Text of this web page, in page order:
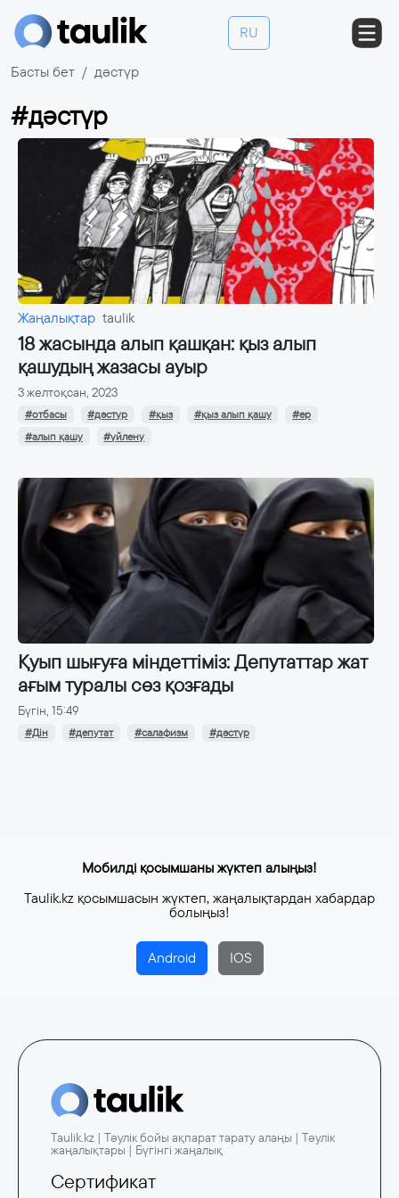
RU
Басты бет дәстүр
#дәстүр
Жаңалықтар taulik
18 жасында алып қашқан: қыз алып
қашудың жазасы ауыр
3 желтоқсан, 2023
#отбасы #дәстүр #қыз #қыз алып қашу
#ер
#алып қашу
#үйлену
Қуып шығуға міндеттіміз: Депутаттар жат
ағым туралы сөз қозғады
Бүгін, 15:49
#Дін #депутат #салафизм #дәстүр
Мобилді қосымшаны жүктеп алыңыз!
Taulik.kz қосымшасын жүктеп, жаңалықтардан хабардар
болыңыз!
Android IOS
Taulik.kz | Тәулік бойы ақпарат тарату алаңы | Тәулік
жаңалықтары | Бүгінгі жаңалық
Сертификат